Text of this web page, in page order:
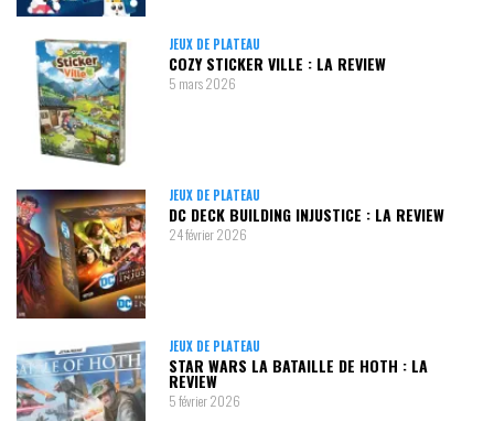
JEUX DE PLATEAU
COZY STICKER VILLE : LA REVIEW
5 mars 2026
JEUX DE PLATEAU
DC DECK BUILDING INJUSTICE : LA REVIEW
24 février 2026
JEUX DE PLATEAU
STAR WARS LA BATAILLE DE HOTH : LA
REVIEW
5 février 2026